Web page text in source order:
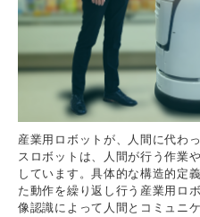
産業用ロボットが、人間に代わ
スロボットは、人間が行う作業
しています。具体的な構造的定
た動作を繰り返し行う産業用ロ
像認識によって人間とコミュニ